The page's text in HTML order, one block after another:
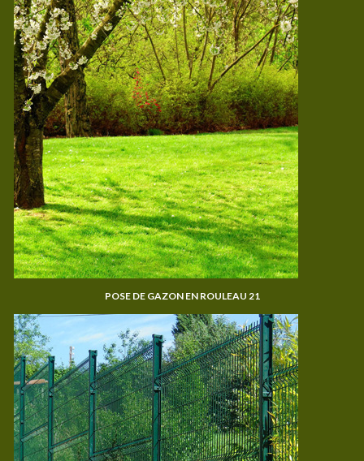
POSE DE GAZON EN ROULEAU 21